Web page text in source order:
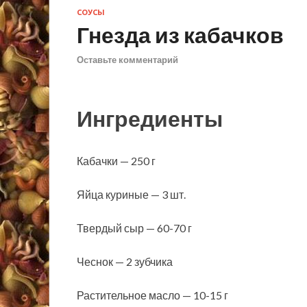
СОУСЫ
Гнезда из кабачков
Оставьте комментарий
Ингредиенты
Кабачки — 250 г
Яйца куриные — 3 шт.
Твердый сыр — 60-70 г
Чеснок — 2 зубчика
Растительное масло — 10-15 г